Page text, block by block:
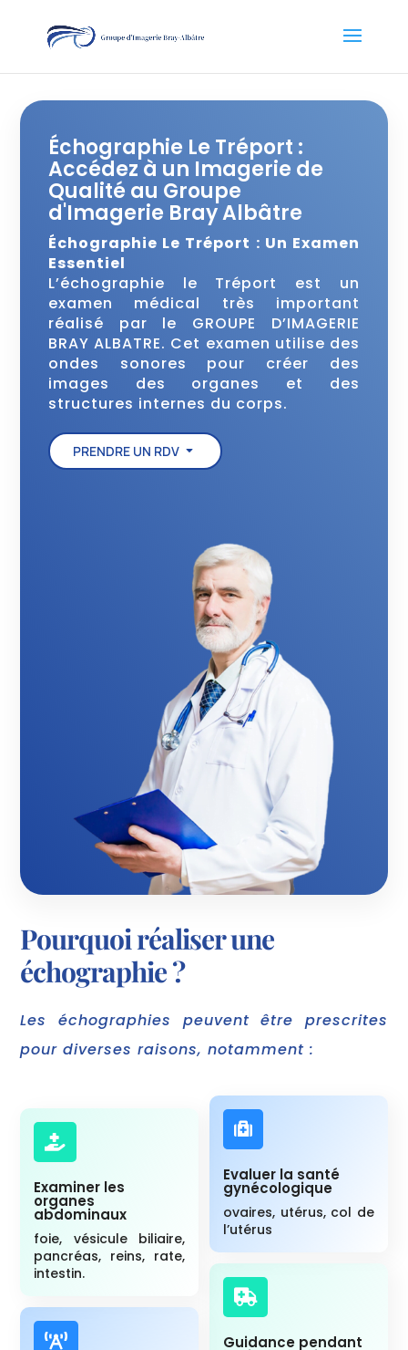
Échographie Le Tréport :
Accédez à un Imagerie de
Qualité au Groupe
d'Imagerie Bray Albâtre
Échographie Le Tréport : Un Examen
Essentiel
L’échographie le Tréport est un
examen médical très important
réalisé par le GROUPE D’IMAGERIE
BRAY ALBATRE. Cet examen utilise des
ondes sonores pour créer des
images des organes et des
structures internes du corps.
PRENDRE UN RDV
Pourquoi réaliser une
échographie ?
Les échographies peuvent être prescrites
pour diverses raisons, notamment :

Examiner les
organes
abdominaux
foie, vésicule biliaire,
pancréas, reins, rate,
intestin.


Evaluer la santé
gynécologique
ovaires, utérus, col de
l’utérus

Guidance pendant